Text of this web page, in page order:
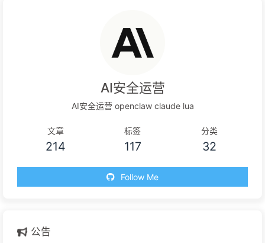
AI安全运营
AI安全运营 openclaw claude lua
文章
214
标签
117
分类
32
Follow Me
公告